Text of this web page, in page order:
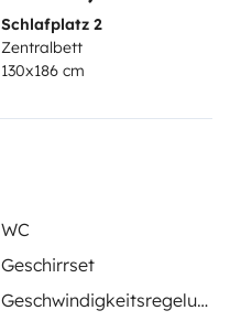
Schlafplatz 2
Zentralbett
130x186 cm
WC
Geschirrset
Geschwindigkeitsregelung